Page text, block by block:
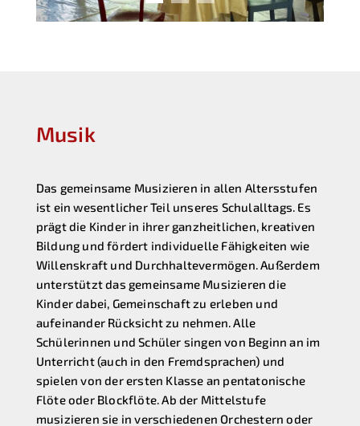
Musik
Das gemeinsame Musizieren in allen Altersstufen
ist ein wesentlicher Teil unseres Schulalltags. Es
prägt die Kinder in ihrer ganzheitlichen, kreativen
Bildung und fördert individuelle Fähigkeiten wie
Willenskraft und Durchhaltevermögen. Außerdem
unterstützt das gemeinsame Musizieren die
Kinder dabei, Gemeinschaft zu erleben und
aufeinander Rücksicht zu nehmen. Alle
Schülerinnen und Schüler singen von Beginn an im
Unterricht (auch in den Fremdsprachen) und
spielen von der ersten Klasse an pentatonische
Flöte oder Blockflöte. Ab der Mittelstufe
musizieren sie in verschiedenen Orchestern oder